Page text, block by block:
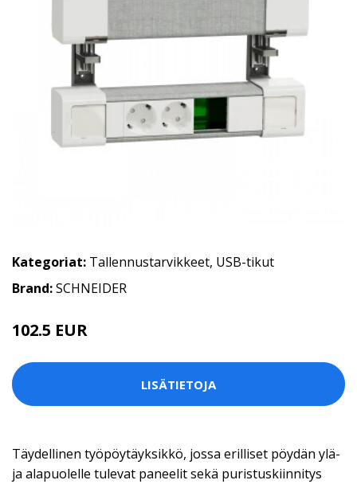
Kategoriat: Tallennustarvikkeet, USB-tikut
Brand:SCHNEIDER
102.5 EUR
LISÄTIETOJA
Täydellinen työpöytäyksikkö, jossa erilliset pöydän ylä-
ja alapuolelle tulevat paneelit sekä puristuskiinnitys